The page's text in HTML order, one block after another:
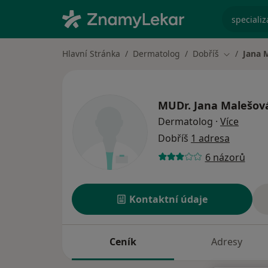
Hlavní Stránka Dermatolog Dobříš ZměnaJana
MUDr. Jana
Dermatolog · Více
Dobříš 1 adresa
6 názorů
Kontaktní údaje
Ceník Adresy